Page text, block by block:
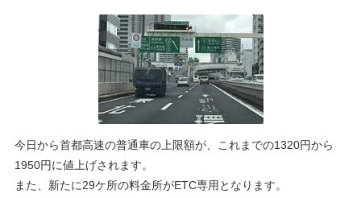
今日から首都高速の普通車の上限額が、これまでの1320円から
1950円に値上げされます。
また、新たに29ケ所の料金所がETC専用となります。